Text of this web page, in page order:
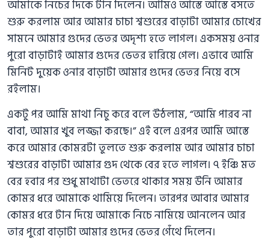
আমাকে নিচের দিকে টান দিলেন। আমিও আস্তে আস্তে বসতে
শুরু করলাম আর আমার চাচা শ্বশুরের বাড়াটা আমার চোখের
সামনে আমার গুদের ভেতর অদৃশ্য হতে লাগল। একসময় ওনার
পুরো বাড়াটাই আমার গুদের ভেতর হারিয়ে গেল। এভাবে আমি
মিনিট দুয়েক ওনার বাড়াটা আমার গুদের ভেতর নিয়ে বসে
রইলাম।
একটু পর আমি মাথা নিচু করে বলে উঠলাম, “আমি পারব না
বাবা, আমার খুব লজ্জা করছে।” এই বলে এরপর আমি আস্তে
করে আমার কোমরটা তুলতে শুরু করলাম আর আমার চাচা
শ্বশুরের বাড়াটা আমার গুদ থেকে বের হতে লাগল। ৭ ইঞ্চি মত
বের হবার পর শুধু মাথাটা ভেতরে থাকার সময় উনি আমার
কোমর ধরে আমাকে থামিয়ে দিলেন। তারপর আবার আমার
কোমর ধরে টান দিয়ে আমাকে নিচে নামিয়ে আনলেন আর
তার পুরো বাড়াটা আমার গুদের ভেতর গেঁথে দিলেন।